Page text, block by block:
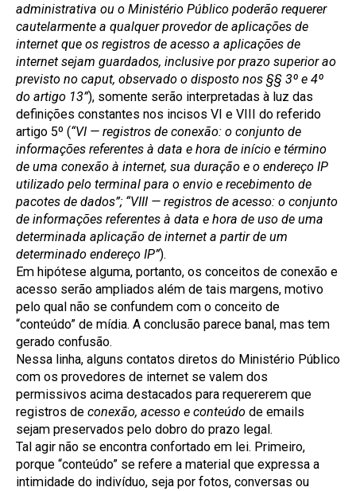
administrativa ou o Ministério Público poderão requerer
cautelarmente a qualquer provedor de aplicações de
internet que os registros de acesso a aplicações de
internet sejam guardados, inclusive por prazo superior ao
previsto no caput, observado o disposto nos §§ 3º e 4º
do artigo 13”), somente serão interpretadas à luz das
definições constantes nos incisos VI e VIII do referido
artigo 5º (“VI — registros de conexão: o conjunto de
informações referentes à data e hora de início e término
de uma conexão à internet, sua duração e o endereço IP
utilizado pelo terminal para o envio e recebimento de
pacotes de dados”; “VIII — registros de acesso: o conjunto
de informações referentes à data e hora de uso de uma
determinada aplicação de internet a partir de um
determinado endereço IP”).
Em hipótese alguma, portanto, os conceitos de conexão e
acesso serão ampliados além de tais margens, motivo
pelo qual não se confundem com o conceito de
“conteúdo” de mídia. A conclusão parece banal, mas tem
gerado confusão.
Nessa linha, alguns contatos diretos do Ministério Público
com os provedores de internet se valem dos
permissivos acima destacados para requererem que
registros de conexão, acesso e conteúdo de emails
sejam preservados pelo dobro do prazo legal.
Tal agir não se encontra confortado em lei. Primeiro,
porque “conteúdo” se refere a material que expressa a
intimidade do indivíduo, seja por fotos, conversas ou